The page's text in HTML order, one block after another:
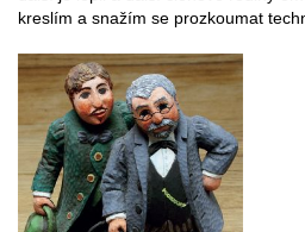
kreslím a snažím se prozkoumat